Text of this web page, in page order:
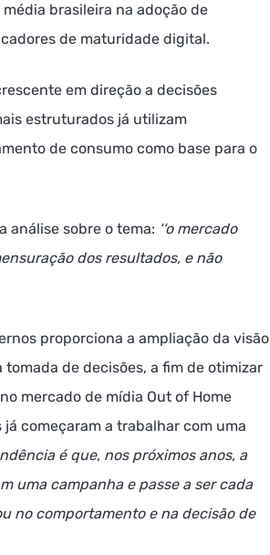
brasileira na adoção de
de maturidade digital.
em direção a decisões
estruturados já utilizam
de consumo como base para o
análise sobre o tema: ‘‘o mercado
dos resultados, e não
proporciona a ampliação da visão
de decisões, a fim de otimizar
mercado de mídia Out of Home
começaram a trabalhar com uma
é que, nos próximos anos, a
uma campanha e passe a ser cada
no comportamento e na decisão de